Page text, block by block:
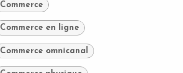
Commerce
Commerce en ligne
Commerce omnicanal